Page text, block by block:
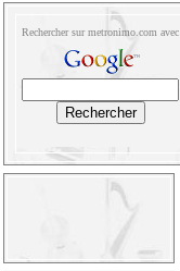
Rechercher sur metronimo.com avec